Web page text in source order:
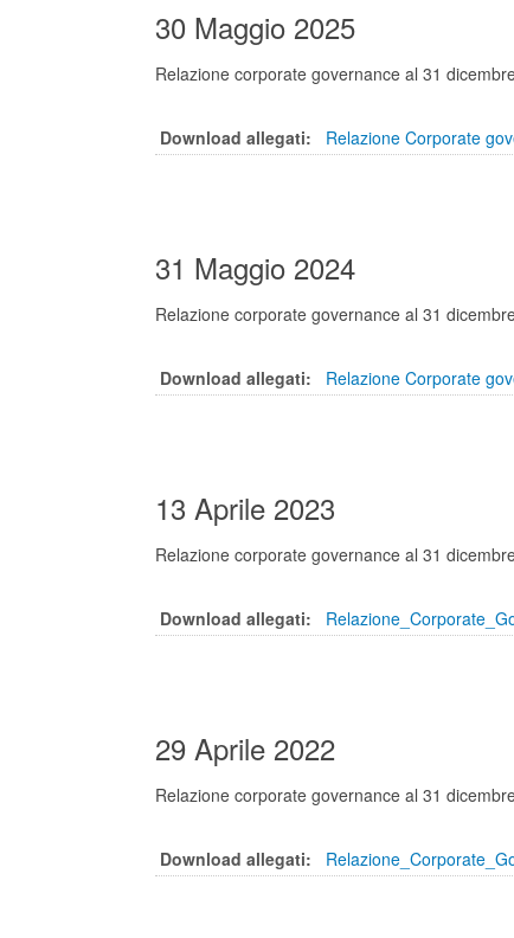
30 Maggio 2025
Relazione corporate governance al 31
Download allegati: Relazione Corporate
31 Maggio 2024
Relazione corporate governance al 31
Download allegati: Relazione Corporate
13 Aprile 2023
Relazione corporate governance al 31
Download allegati:
29 Aprile 2022
Relazione corporate governance al 31
Download allegati: